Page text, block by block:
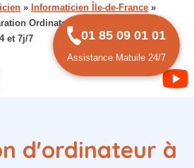
» Informaticien Île-de-France »
Ordinateur Paris 17 (75017) :
et 7j/7
d'ordinateur à
01 85 09 01 01
Assistance Matuile 24/7